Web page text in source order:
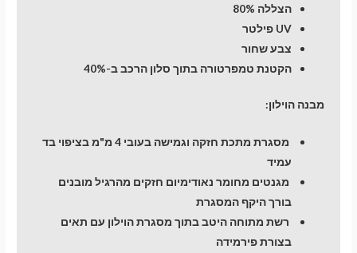
הצללה 80%
UV פילטר
צבע שחור
הקטנת טמפרטורה בתוך סלון הרכב ב-40%
מבנה הוילון:
מסגרת מתכת חזקה וגמישה בעובי 4 מ"מ בציפוי בד
עמיד
מגנטים מחומר נאודימיום חזקים מהרגיל מובנים
בורך היקף המסגרת
רשת מתוחה היטב בתוך מסגרת הוילון עם תאים
בצורת פירמידה